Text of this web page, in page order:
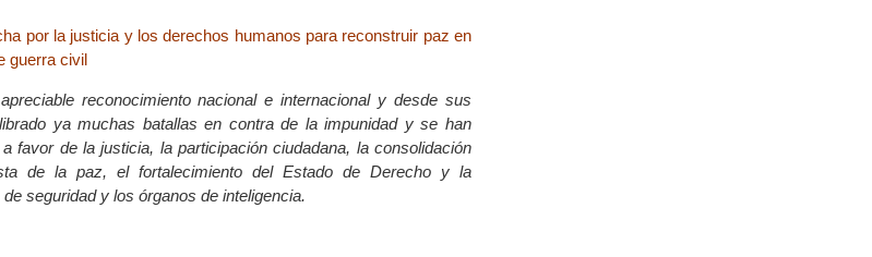
por la justicia y los derechos humanos para reconstruir paz en
guerra civil
reconocimiento nacional e internacional y desde sus
ya muchas batallas en contra de la impunidad y se han
favor de la justicia, la participación ciudadana, la consolidación
de la paz, el fortalecimiento del Estado de Derecho y la
seguridad y los órganos de inteligencia.